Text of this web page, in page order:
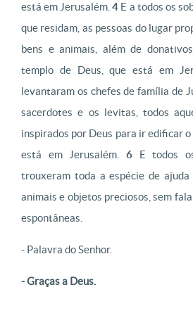
está em Jerusalém.4 E a todos os
que residam, as pessoas do lugar
bens e animais, além de
templo de Deus, que está em
levantaram os chefes de família de
sacerdotes e os levitas, todos
inspirados por Deus para ir edificar o
está em Jerusalém. 6 E todos
trouxeram toda a espécie de ajuda
animais e objetos preciosos, sem
espontâneas.
- Palavra do Senhor.
- Graças a Deus.